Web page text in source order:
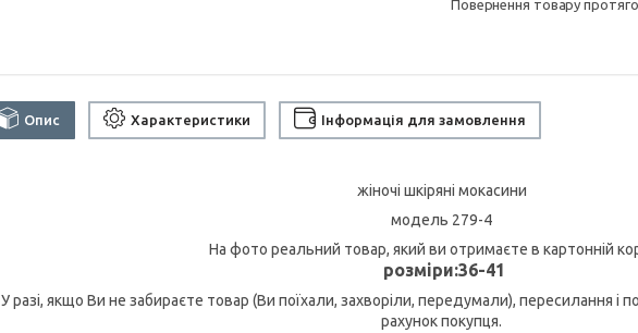
повернення товару
Опис Характеристики Інформація для замовлення
жіночі шкіряні мокасини
модель 279-4
На фото реальний товар, який ви отримаєте в картонній
розміри:36-41
У разі, якщо Ви не забираєте товар (Ви поїхали, захворіли, передумали), пересилання і
рахунок покупця.